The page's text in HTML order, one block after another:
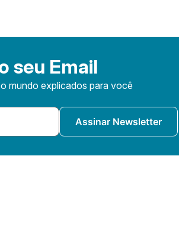
seu Email
mundo explicados para você
Assinar Newsletter